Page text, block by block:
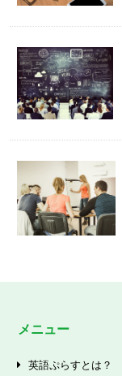
メニュー
英語ぷらすとは？